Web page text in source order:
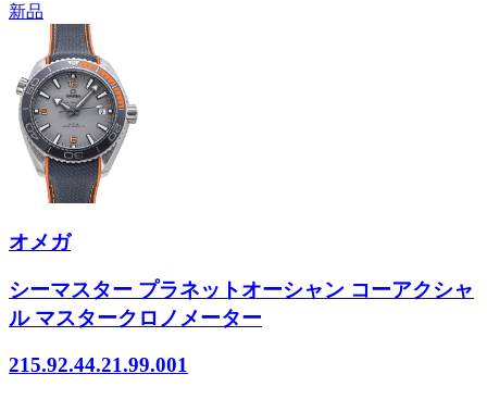
新品
オメガ
シーマスター プラネットオーシャン コーアクシャ
ル マスタークロノメーター
215.92.44.21.99.001